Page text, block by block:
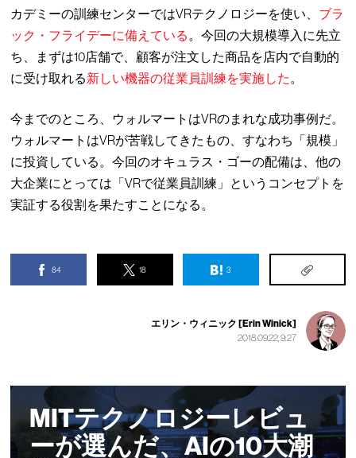
カデミーの訓練センターではVRテクノロジーを使い、 ブラ
ック・フライデーに備えている 。今回の大規模導入に先立
ち、まずは10店舗で、顧客が注文した商品を店内で自動的
に受け取れる新しい機器の従業員訓練を実施した 。
今までのところ、ウォルマートはVRのまれな成功事例だ。
ウォルマートはVRが苦戦してきたもの、すなわち「規模」
に投資している。今回のオキュラス・ゴーの配備は、他の
大企業にとっては「VRで従業員訓練」というコンセプトを
実証する役割を果たすことになる。
84 18 3
エリン・ウィニック [Erin Winick]
2018.09.22, 9:27
MITテクノロジーレビュ
ーが選んだ、AIの10大潮